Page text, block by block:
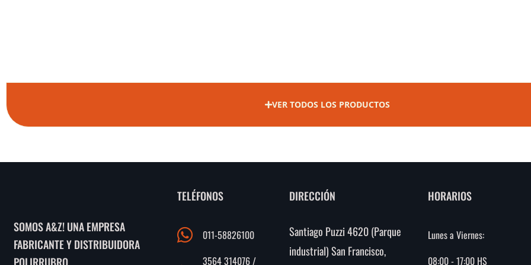
VER TODOS LOS PRODUCTOS
SOMOS A&Z! UNA EMPRESA
FABRICANTE Y DISTRIBUIDORA
POLIRRUBRO.
TELÉFONOS
011-58826100
3564 314076 /
DIRECCIÓN
Santiago Puzzi 4620 (Parque
industrial) San Francisco,
HORARIOS
Lunes a Viernes:
08:00 - 17:00 HS